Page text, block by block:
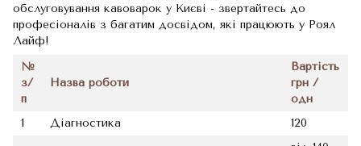
обслуговування кавоварок у Києві - звертайтесь до
професіоналів з багатим досвідом, які працюють у Роял
Лайф!
№
з/
п
Назва роботи
Вартість
грн /
одн
1
Діагностика 120